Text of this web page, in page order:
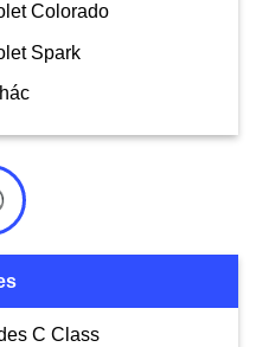
Colorado
Spark
C Class